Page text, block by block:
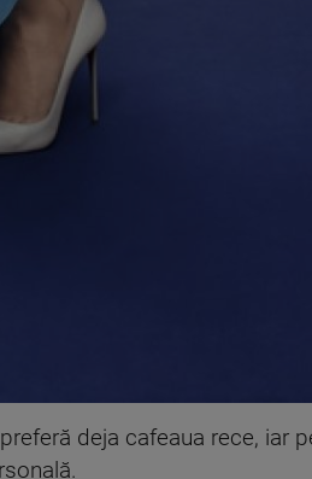
deja cafeaua rece, iar